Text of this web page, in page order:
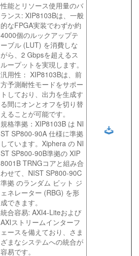
性能とリソース使用量のバ
ランス: XIP8103Bは、一般
的なFPGA実装でわずか約
4000個のルックアップテ
ーブル (LUT) を消費しな
がら、2 Gbpsを超えるス
ループットを実現します。
汎用性： XIP8103Bは、前
方予測耐性モードをサポー
トしており、出力を生成す
る間にオンとオフを切り替
えることが可能です。
規格準拠：XIP8103B は NI
ST SP800-90A 仕様に準拠
しています。Xiphera の NI
ST SP800-90B準拠の XIP
8001B TRNGコアと組み合
わせて、NIST SP800-90C
準拠 のランダム ビット ジ
ェネレーター (RBG) を形
成できます。
統合容易: AXI4-Liteおよび
AXIストリームインターフ
ェースを備えており、さま
ざまなシステムへの統合が
容易です。